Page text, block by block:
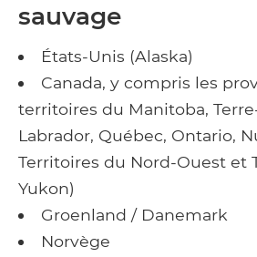
sauvage
États-Unis (Alaska)
Canada, y compris les
territoires du Manitoba,
Labrador, Québec, Ontario,
Territoires du Nord-Ouest et
Yukon)
Groenland / Danemark
Norvège